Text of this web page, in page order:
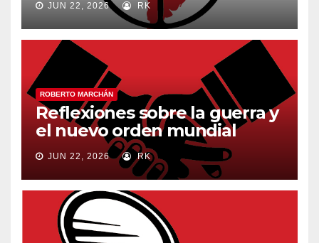
JUN 22, 2026 RK
ROBERTO MARCHÁN
Reflexiones sobre la guerra y
el nuevo orden mundial
JUN 22, 2026 RK